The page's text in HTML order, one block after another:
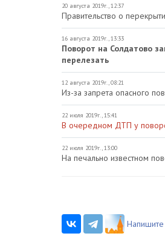
20 августа 2019г., 12:37
Правительство о
16 августа 2019г., 13:33
Поворот на Солдатово
перелезать
12 августа 2019г., 08:21
Из-за запрета опасного
22 июля 2019г., 15:41
В очередном ДТП у
22 июля 2019г., 13:00
На печально известном